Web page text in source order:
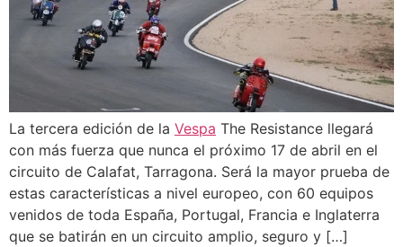
La tercera edición de la Vespa The Resistance llegará
con más fuerza que nunca el próximo 17 de abril en el
circuito de Calafat, Tarragona. Será la mayor prueba de
estas características a nivel europeo, con 60 equipos
venidos de toda España, Portugal, Francia e Inglaterra
que se batirán en un circuito amplio, seguro y […]